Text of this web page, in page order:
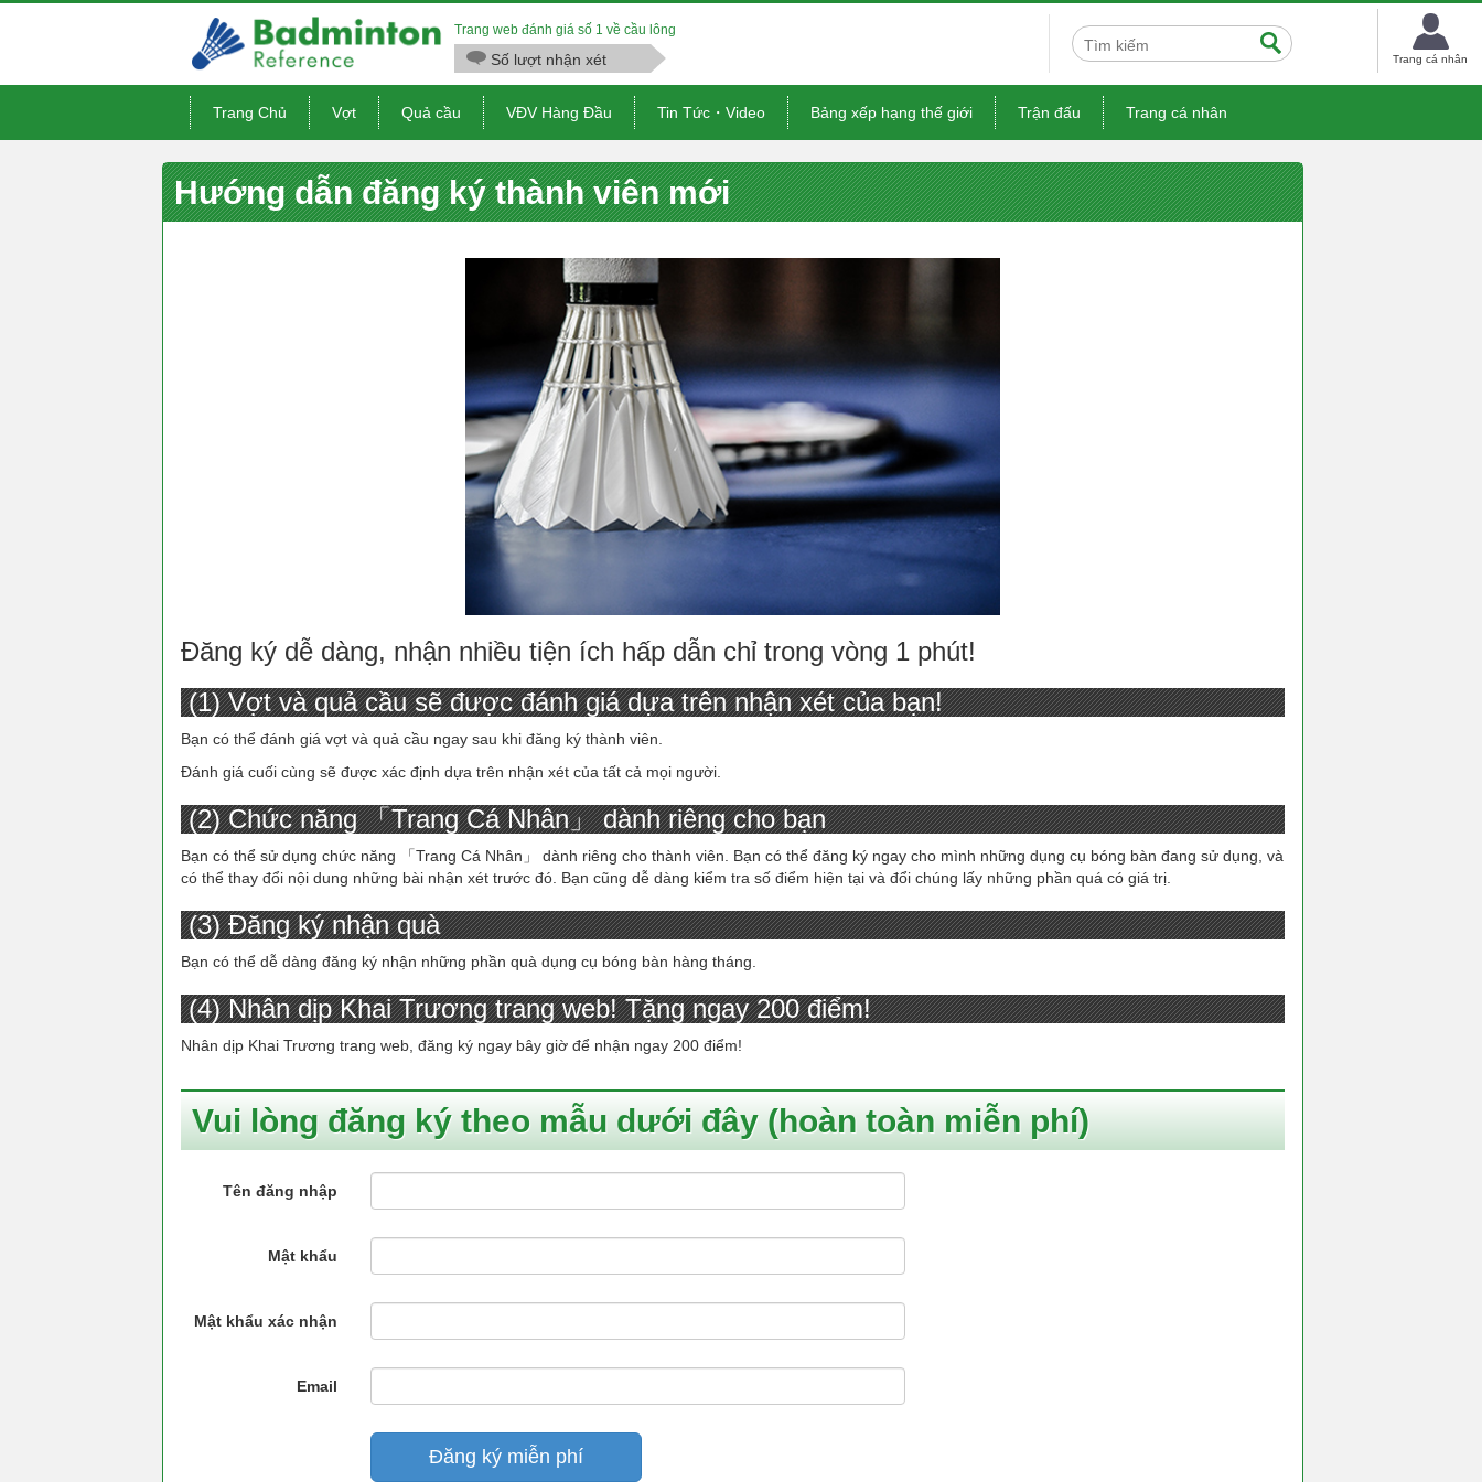
Trang web đánh giá số 1 về cầu lông
Số lượt nhận xét Trang cá nhân
Trang Chủ Vợt Quả cầu VĐV Hàng Đầu Tin Tức・Video Bảng xếp hạng thế giới Trận đấu Trang cá nhân
Hướng dẫn đăng ký thành viên mới
Đăng ký dễ dàng, nhận nhiều tiện ích hấp dẫn chỉ trong vòng 1 phút!
(1) Vợt và quả cầu sẽ được đánh giá dựa trên nhận xét của bạn!
Bạn có thể đánh giá vợt và quả cầu ngay sau khi đăng ký thành viên.
Đánh giá cuối cùng sẽ được xác định dựa trên nhận xét của tất cả mọi người.
(2) Chức năng 「Trang Cá Nhân」 dành riêng cho bạn
Bạn có thể sử dụng chức năng 「Trang Cá Nhân」 dành riêng cho thành viên. Bạn có thể đăng ký ngay cho mình những dụng cụ bóng bàn đang sử dụng, và
có thể thay đổi nội dung những bài nhận xét trước đó. Bạn cũng dễ dàng kiểm tra số điểm hiện tại và đổi chúng lấy những phần quá có giá trị.
(3) Đăng ký nhận quà
Bạn có thể dễ dàng đăng ký nhận những phần quà dụng cụ bóng bàn hàng tháng.
(4) Nhân dịp Khai Trương trang web! Tặng ngay 200 điểm!
Nhân dịp Khai Trương trang web, đăng ký ngay bây giờ để nhận ngay 200 điểm!
Vui lòng đăng ký theo mẫu dưới đây (hoàn toàn miễn phí)
Tên đăng nhập
Mật khẩu
Mật khẩu xác nhận
Email